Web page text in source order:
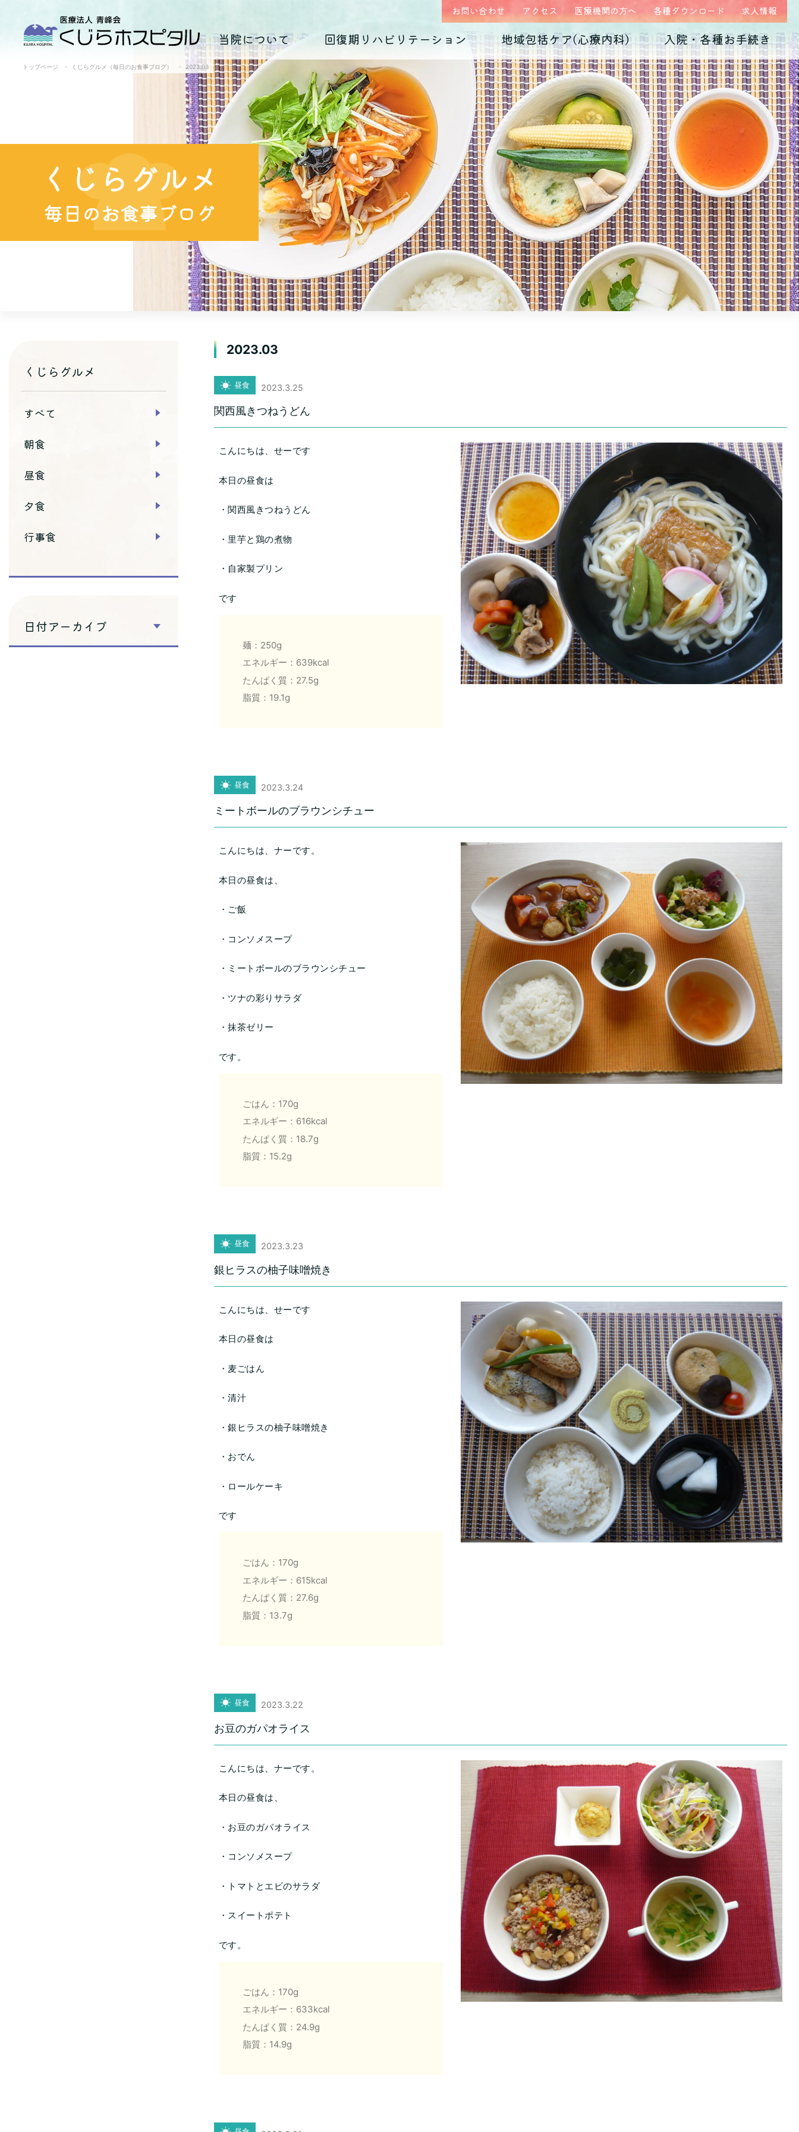
お問い合わせ アクセス 医療機関の方へ 各種ダウンロード 求人情報
当院について 回復期リハビリテーション 地域包括ケア(心療内科) 入院・各種お手続き
はじめまして、
くじらホスピタルです
診療科の紹介 医師紹介
医師紹介 インタビュー 院内紹介
病院概要
アクセス
回復期リハビリテーション 入院生活について
当院の特徴
毎日のお食事（くじらグルメ）
地域包括ケア(心療内科)のご案内 外来予約相談フォーム
うつ病
摂食障害
適応障害
発達障害
依存症
子育て不安・虐待
思春期の問題
老年期の問題 高次脳機能障害
入院のご案内 各種ダウンロード 診断書・証明書
トップページ くじらグルメ（毎日のお食事ブログ） 2023.03
2023.03
昼食 2023.3.25
関西風きつねうどん
こんにちは、せーです
本日の昼食は
・関西風きつねうどん
・里芋と鶏の煮物
・自家製プリン
です
麺：250g
エネルギー：639kcal
たんぱく質：27.5g
脂質：19.1g
昼食 2023.3.24
ミートボールのブラウンシチュー
こんにちは、ナーです。
本日の昼食は、
・ご飯
・コンソメスープ
・ミートボールのブラウンシチュー
・ツナの彩りサラダ
・抹茶ゼリー
です。
ごはん：170g
エネルギー：616kcal
たんぱく質：18.7g
脂質：15.2g
昼食 2023.3.23
銀ヒラスの柚子味噌焼き
こんにちは、せーです
本日の昼食は
・麦ごはん
・清汁
・銀ヒラスの柚子味噌焼き
・おでん
・ロールケーキ
です
ごはん：170g
エネルギー：615kcal
たんぱく質：27.6g
脂質：13.7g
昼食 2023.3.22
お豆のガパオライス
こんにちは、ナーです。
本日の昼食は、
・お豆のガパオライス
・コンソメスープ
・トマトとエビのサラダ
・スイートポテト
です。
ごはん：170g
エネルギー：633kcal
たんぱく質：24.9g
脂質：14.9g
くじらグルメ
すべて
朝食
昼食
夕食
行事食
日付アーカイブ